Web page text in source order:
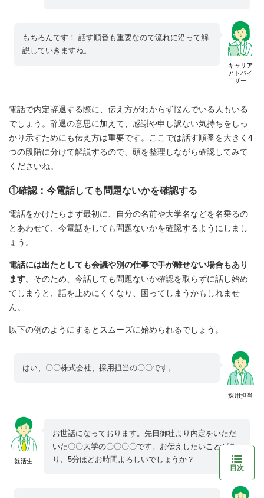
キャリア
アドバイ
ザー
もちろんです！ 話す順番も重要なので流れに沿って解
説していきますね。
電話で内定辞退する際に、伝え方がわからず悩んでいる人もいる
でしょう。辞退の意思に加えて、感謝や申し訳ない気持ちをしっ
かり示すためにも伝え方は重要です。ここでは話す順番を大きく4
つの段階に分けて解説するので、頭を整理しながら確認してみて
くださいね。
①確認：今電話しても問題ないかを確認する
電話をかけたらまず最初に、自分の名前や大学名などを名乗るの
とあわせて、今電話をしても問題ないかを確認するようにしまし
ょう。
電話には出たとしても会議や別の仕事で手が離せない場合もあり
ます。そのため、今話しても問題ないか確認を取らずに話し始め
てしまうと、話を止めにくくなり、困ってしまうかもしれませ
ん。
以下の例のようにするとスムーズに始められるでしょう。
採用担当
はい、〇〇株式会社、採用担当の〇〇です。
就活生
お世話になっております。先日御社より内定をいただ
いた〇〇大学の〇〇〇〇です。お伝えしたいことがあ
り、5分ほどお時間よろしいでしょうか？
目次